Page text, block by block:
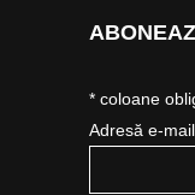
* coloane
Adresă e-